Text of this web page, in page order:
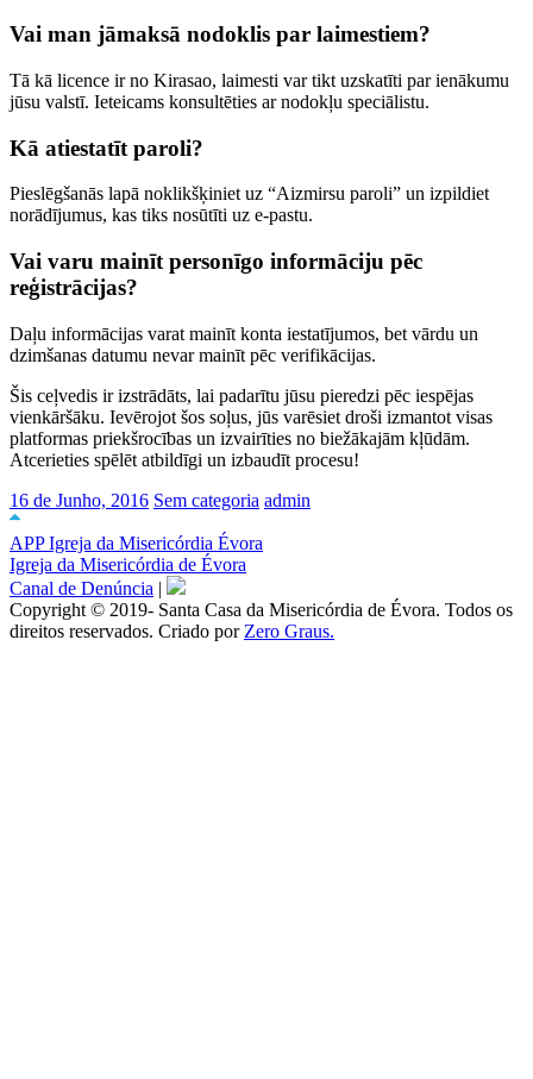
Vai man jāmaksā nodoklis par laimestiem?
Tā kā licence ir no Kirasao, laimesti var tikt uzskatīti par ienākumu
jūsu valstī. Ieteicams konsultēties ar nodokļu speciālistu.
Kā atiestatīt paroli?
Pieslēgšanās lapā noklikšķiniet uz “Aizmirsu paroli” un izpildiet
norādījumus, kas tiks nosūtīti uz e-pastu.
Vai varu mainīt personīgo informāciju pēc
reģistrācijas?
Daļu informācijas varat mainīt konta iestatījumos, bet vārdu un
dzimšanas datumu nevar mainīt pēc verifikācijas.
Šis ceļvedis ir izstrādāts, lai padarītu jūsu pieredzi pēc iespējas
vienkāršāku. Ievērojot šos soļus, jūs varēsiet droši izmantot visas
platformas priekšrocības un izvairīties no biežākajām kļūdām.
Atcerieties spēlēt atbildīgi un izbaudīt procesu!
16 de Junho, 2016 Sem categoria admin
APP Igreja da Misericórdia Évora
Igreja da Misericórdia de Évora
Canal de Denúncia |
Copyright © 2019- Santa Casa da Misericórdia de Évora. Todos os
direitos reservados. Criado por Zero Graus.